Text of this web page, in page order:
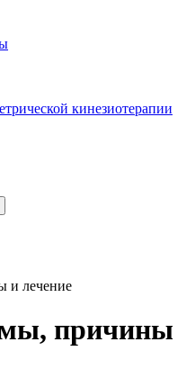
кинезиотерапии
и лечение
причины